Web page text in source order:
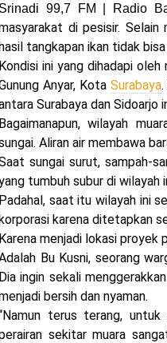
Srinadi 99,7 FM |
di pesisir.
tangkapan ikan tidak
Kondisi ini yang dihadapi
Anyar, Kota Surabaya.
Surabaya dan Sidoarjo
Bagaimanapun, wilayah
Aliran air membawa
sungai surut, sampah-
tumbuh subur di wilayah
Padahal, saat itu wilayah ini
karena ditetapkan
Karena menjadi lokasi proyek
Bu Kusni, seorang
Dia ingin sekali
bersih dan nyaman.
terus terang,
sekitar muara